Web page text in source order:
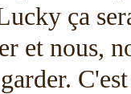
ça
et nous,